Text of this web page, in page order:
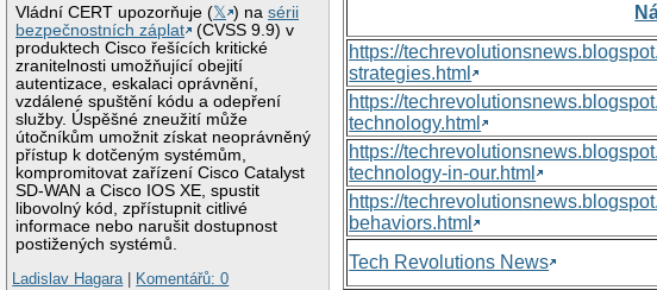
Vládní CERT upozorňuje (𝕏 ) nasérii
bezpečnostních záplat
(CVSS 9.9) v
produktech Cisco řešících kritické
zranitelnosti umožňující obejití
autentizace, eskalaci oprávnění,
vzdálené spuštění kódu a odepření
služby. Úspěšné zneužití může
útočníkům umožnit získat neoprávněný
přístup k dotčeným systémům,
kompromitovat zařízení Cisco Catalyst
SD-WAN a Cisco IOS XE, spustit
libovolný kód, zpřístupnit citlivé
informace nebo narušit dostupnost
postižených systémů.
Ladislav Hagara| Komentářů: 0
https://
strategies.html
https://
technology.html
https://
technology-in-our.html
https://
behaviors.html
Tech Revolutions News